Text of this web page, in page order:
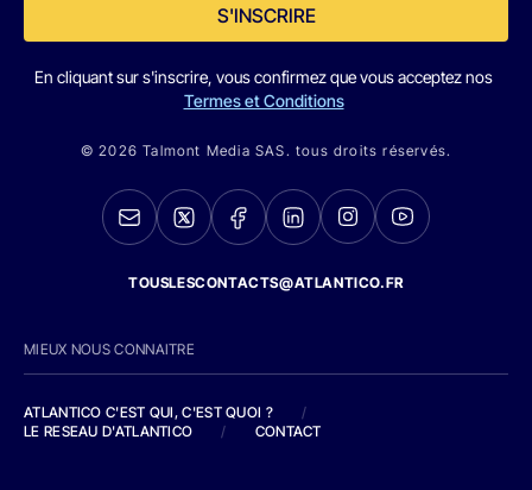
S'INSCRIRE
En cliquant sur s'inscrire, vous confirmez que vous acceptez nos
Termes et Conditions
© 2026 Talmont Media SAS. tous droits réservés.
TOUSLESCONTACTS@ATLANTICO.FR
MIEUX NOUS CONNAITRE
ATLANTICO C'EST QUI, C'EST QUOI ?
/
LE RESEAU D'ATLANTICO
/ CONTACT